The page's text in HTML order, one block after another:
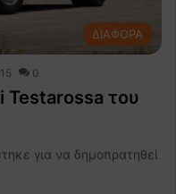
ΔΙΑΦΟΡΑ
0
Testarossa του
για να δημοπρατηθεί